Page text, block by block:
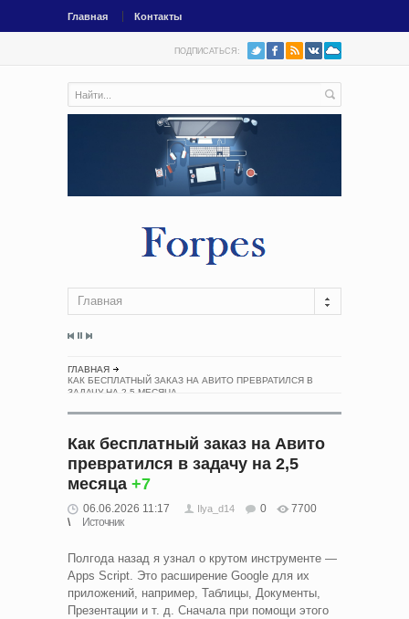
Главная Контакты
ПОДПИСАТЬСЯ:
Главная
ГЛАВНАЯ
КАК БЕСПЛАТНЫЙ ЗАКАЗ НА АВИТО ПРЕВРАТИЛСЯ В
ЗАДАЧУ НА 2,5 МЕСЯЦА
Как бесплатный заказ на Авито
превратился в задачу на 2,5
месяца +7
06.06.2026 11:17 Ilya_d14 0
7700
Источник
Полгода назад я узнал о крутом инструменте —
Apps Script. Это расширение Google для их
приложений, например, Таблицы, Документы,
Презентации и т. д. Сначала при помощи этого